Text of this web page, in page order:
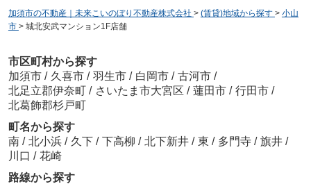
加須市の不動産｜未来こいのぼり不動産株式会社 > (賃貸)地域から探す > 小山
市 > 城北安武マンション1F店舗
市区町村から探す
加須市 / 久喜市 / 羽生市 / 白岡市 / 古河市 /
北足立郡伊奈町 / さいたま市大宮区 / 蓮田市 / 行田市 /
北葛飾郡杉戸町
町名から探す
南 / 北小浜 / 久下 / 下高柳 / 北下新井 / 東 / 多門寺 / 旗井 /
川口 / 花崎
路線から探す